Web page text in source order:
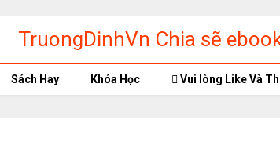
TruongDinhVn Chia sẽ
phần mềm học tập miễn phí
Sách Hay Khóa Học Vui lòng Like Và